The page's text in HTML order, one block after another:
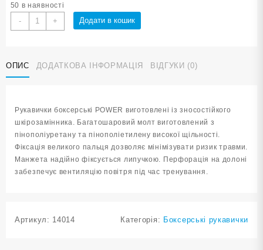
50 в наявності
-
Рукавички
боксерські
з
чорними
+ Додати в кошик
ОПИС ДОДАТКОВА ІНФОРМАЦІЯ ВІДГУКИ (0)
Рукавички боксерські POWER виготовлені із зносостійкого
шкірозамінника. Багатошаровий молт виготовлений з
пінополіуретану та пінополіетилену високої щільності.
Фіксація великого пальця дозволяє мінімізувати ризик травми.
Манжета надійно фіксується липучкою. Перфорація на долоні
забезпечує вентиляцію повітря під час тренування.
Артикул: 14014 Категорія: Боксерські рукавички